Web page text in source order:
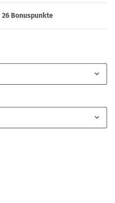
26 Bonuspunkte